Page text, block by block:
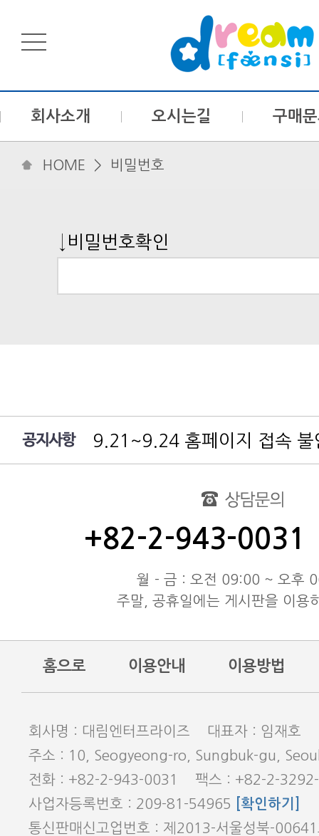
회사소개 오시는길 구매
HOME > 비밀번호
↓비밀번호확인
9.21~9.24 홈페이지 접속 불
여름 휴가 배송 지연 안내
동해물과 백두산이 마르고
동해물과 백두산이 마르고
동해물과 백두산이 마르고
+82-2-943-0031
월 - 금 : 오전 09:00 ~ 오후
주말, 공휴일에는 게시판을 이용
홈으로 이용안내 이용방법
회사명 : 대림엔터프라이즈 대표자 : 임재호
주소 : 10, Seogyeong-ro, Sungbuk-gu,
전화 : +82-2-943-0031 팩스 : +82-2-
사업자등록번호 : 209-81-54965
[확인하기]
통신판매신고업번호 : 제2013-서울성북-